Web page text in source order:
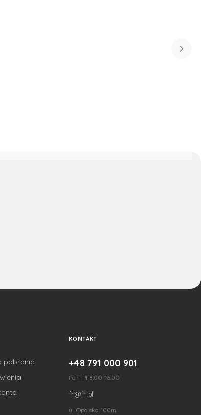
pobrania
KONTAKT
+48 791 000 901
Pon–Pt 8:00–16:00
fh@fh.pl
ul. Opolska 100m